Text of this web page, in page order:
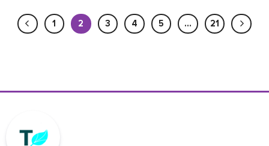
1 2 3 4 5 … 21